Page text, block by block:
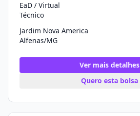
EaD / Virtual
Técnico
Jardim Nova America
Alfenas/MG
Ver mais detalhes
Quero esta bolsa